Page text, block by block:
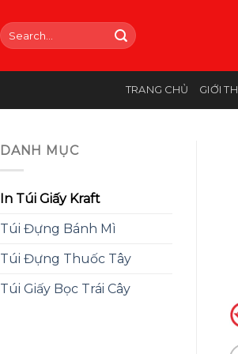
Search
for:
TRANG CHỦ GIỚI
DANH MỤC
In Túi Giấy Kraft
Túi Đựng Bánh Mì
Túi Đựng Thuốc Tây
Túi Giấy Bọc Trái Cây